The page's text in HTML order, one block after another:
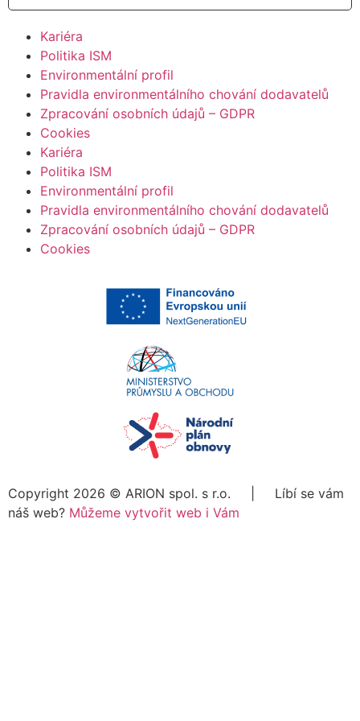
Kariéra
Politika ISM
Environmentální profil
Pravidla environmentálního chování dodavatelů
Zpracování osobních údajů – GDPR
Cookies
Kariéra
Politika ISM
Environmentální profil
Pravidla environmentálního chování dodavatelů
Zpracování osobních údajů – GDPR
Cookies
Copyright 2026 © ARION spol. s r.o. | Líbí se vám
náš web? Můžeme vytvořit web i Vám